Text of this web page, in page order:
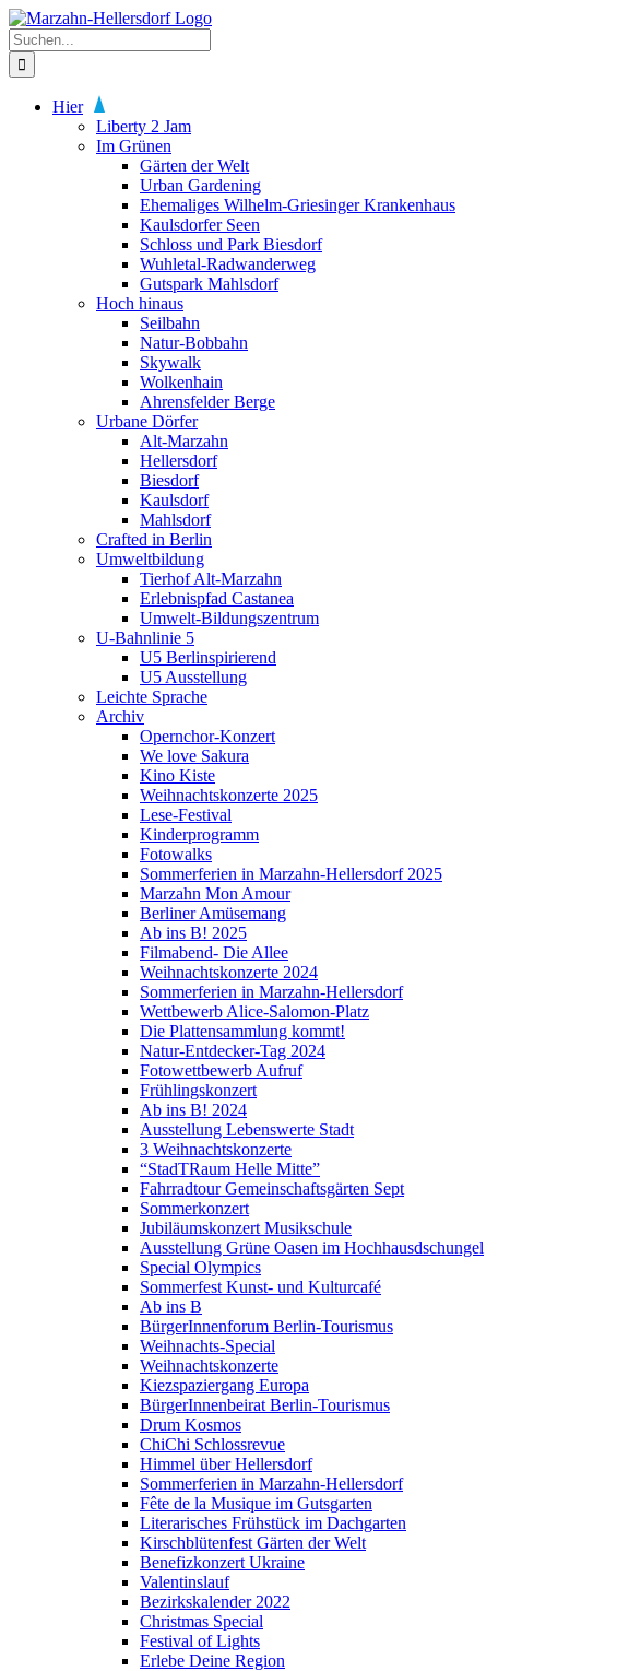
Zum
Inhalt
springen
Suche
nach:
Hier
Liberty 2 Jam
Im Grünen
Gärten der Welt
Urban Gardening
Ehemaliges Wilhelm-Griesinger Krankenhaus
Kaulsdorfer Seen
Schloss und Park Biesdorf
Wuhletal-Radwanderweg
Gutspark Mahlsdorf
Hoch hinaus
Seilbahn
Natur-Bobbahn
Skywalk
Wolkenhain
Ahrensfelder Berge
Urbane Dörfer
Alt-Marzahn
Hellersdorf
Biesdorf
Kaulsdorf
Mahlsdorf
Crafted in Berlin
Umweltbildung
Tierhof Alt-Marzahn
Erlebnispfad Castanea
Umwelt-Bildungszentrum
U-Bahnlinie 5
U5 Berlinspirierend
U5 Ausstellung
Leichte Sprache
Archiv
Opernchor-Konzert
We love Sakura
Kino Kiste
Weihnachtskonzerte 2025
Lese-Festival
Kinderprogramm
Fotowalks
Sommerferien in Marzahn-Hellersdorf 2025
Marzahn Mon Amour
Berliner Amüsemang
Ab ins B! 2025
Filmabend- Die Allee
Weihnachtskonzerte 2024
Sommerferien in Marzahn-Hellersdorf
Wettbewerb Alice-Salomon-Platz
Die Plattensammlung kommt!
Natur-Entdecker-Tag 2024
Fotowettbewerb Aufruf
Frühlingskonzert
Ab ins B! 2024
Ausstellung Lebenswerte Stadt
3 Weihnachtskonzerte
“StadTRaum Helle Mitte”
Fahrradtour Gemeinschaftsgärten Sept
Sommerkonzert
Jubiläumskonzert Musikschule
Ausstellung Grüne Oasen im Hochhausdschungel
Special Olympics
Sommerfest Kunst- und Kulturcafé
Ab ins B
BürgerInnenforum Berlin-Tourismus
Weihnachts-Special
Weihnachtskonzerte
Kiezspaziergang Europa
BürgerInnenbeirat Berlin-Tourismus
Drum Kosmos
ChiChi Schlossrevue
Himmel über Hellersdorf
Sommerferien in Marzahn-Hellersdorf
Fête de la Musique im Gutsgarten
Literarisches Frühstück im Dachgarten
Kirschblütenfest Gärten der Welt
Benefizkonzert Ukraine
Valentinslauf
Bezirkskalender 2022
Christmas Special
Festival of Lights
Erlebe Deine Region